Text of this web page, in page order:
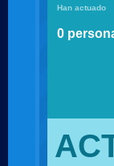
Han actuado
0